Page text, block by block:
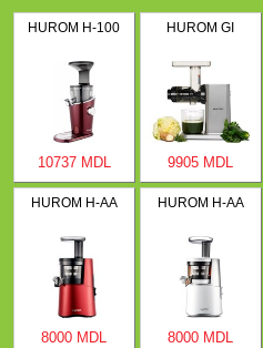
HUROM H-100
10737 MDL
HUROM GI
9905 MDL
HUROM H-AA
8000 MDL
HUROM H-AA
8000 MDL